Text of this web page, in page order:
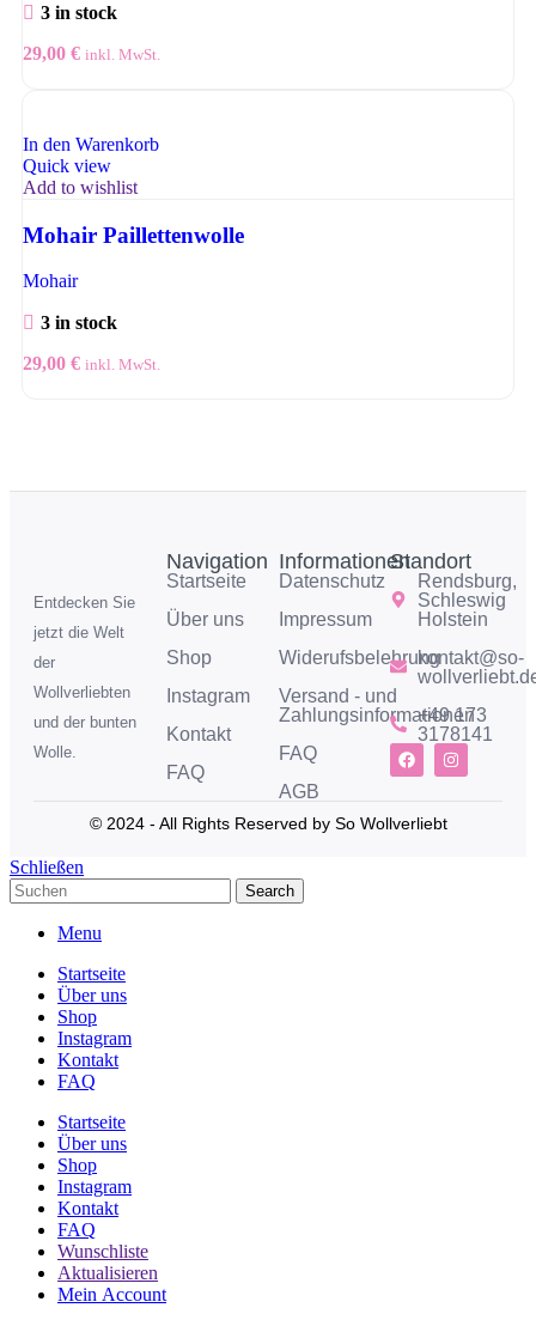
3 in stock
29,00 € inkl. MwSt.
In den Warenkorb
Quick view
Add to wishlist
Mohair Paillettenwolle
Mohair
3 in stock
29,00 € inkl. MwSt.
Entdecken Sie
jetzt die Welt
der
Wollverliebten
und der bunten
Wolle.
Navigation
Startseite
Über uns
Shop
Instagram
Kontakt
FAQ
Informationen
Datenschutz
Impressum
Widerufsbelehrung
Versand - und
Zahlungsinformationen
FAQ
AGB
Standort
Rendsburg,
Schleswig
Holstein
kontakt@so-
+49 173
3178141
© 2024 - All Rights Reserved by So Wollverliebt
Schließen
Search
Menu
Startseite
Über uns
Shop
Instagram
Kontakt
FAQ
Startseite
Über uns
Shop
Instagram
Kontakt
FAQ
Wunschliste
Aktualisieren
Mein Account